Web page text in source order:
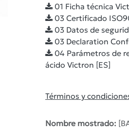
01 Ficha técnica
03 Certificado
03 Datos de
03 Declaration
04 Parámetros de
ácido Victron [ES]
Términos y
Nombre mostrado: